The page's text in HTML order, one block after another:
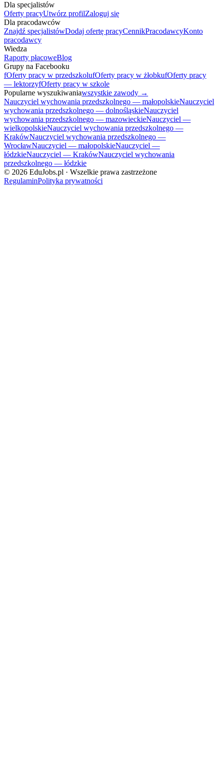
Dla specjalistów
Oferty pracyUtwórz profilZaloguj się
Dla pracodawców
Znajdź specjalistówDodaj ofertę pracyCennikPracodawcyKonto
pracodawcy
Wiedza
Raporty płacoweBlog
Grupy na Facebooku
fOferty pracy w przedszkolufOferty pracy w żłobkufOferty pracy
— lektorzyfOferty pracy w szkole
Popularne wyszukiwaniawszystkie zawody →
Nauczyciel wychowania przedszkolnego — małopolskieNauczyciel
wychowania przedszkolnego — dolnośląskieNauczyciel
wychowania przedszkolnego — mazowieckieNauczyciel —
wielkopolskieNauczyciel wychowania przedszkolnego —
KrakówNauczyciel wychowania przedszkolnego —
WrocławNauczyciel — małopolskieNauczyciel —
łódzkieNauczyciel — KrakówNauczyciel wychowania
przedszkolnego — łódzkie
© 2026 EduJobs.pl · Wszelkie prawa zastrzeżone
RegulaminPolityka prywatności